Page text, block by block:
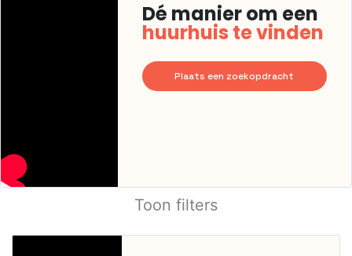
Dé manier om een
huurhuis te vinden
Plaats een zoekopdracht
Toon filters